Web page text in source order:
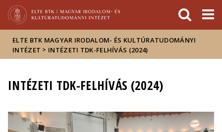
Hírek
Események
ELTE a
sajtóban
ELTE BTK MAGYAR IRODALOM- ÉS KULTÚRATUDOMÁNYI
INTÉZET > INTÉZETI TDK-FELHÍVÁS (2024)
INTÉZETI TDK-FELHÍVÁS (2024)